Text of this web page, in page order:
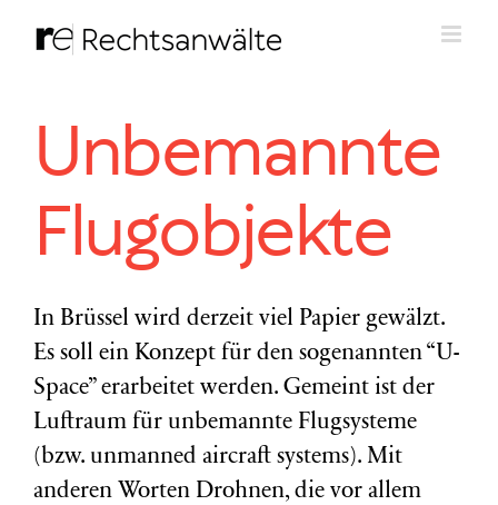
Inhalt
Unbemannte
Flugobjekte
In Brüssel wird derzeit viel Papier gewälzt.
Es soll ein Konzept für den sogenannten “U-
Space” erarbeitet werden. Gemeint ist der
Luftraum für unbemannte Flugsysteme
(bzw. unmanned aircraft systems). Mit
anderen Worten Drohnen, die vor allem